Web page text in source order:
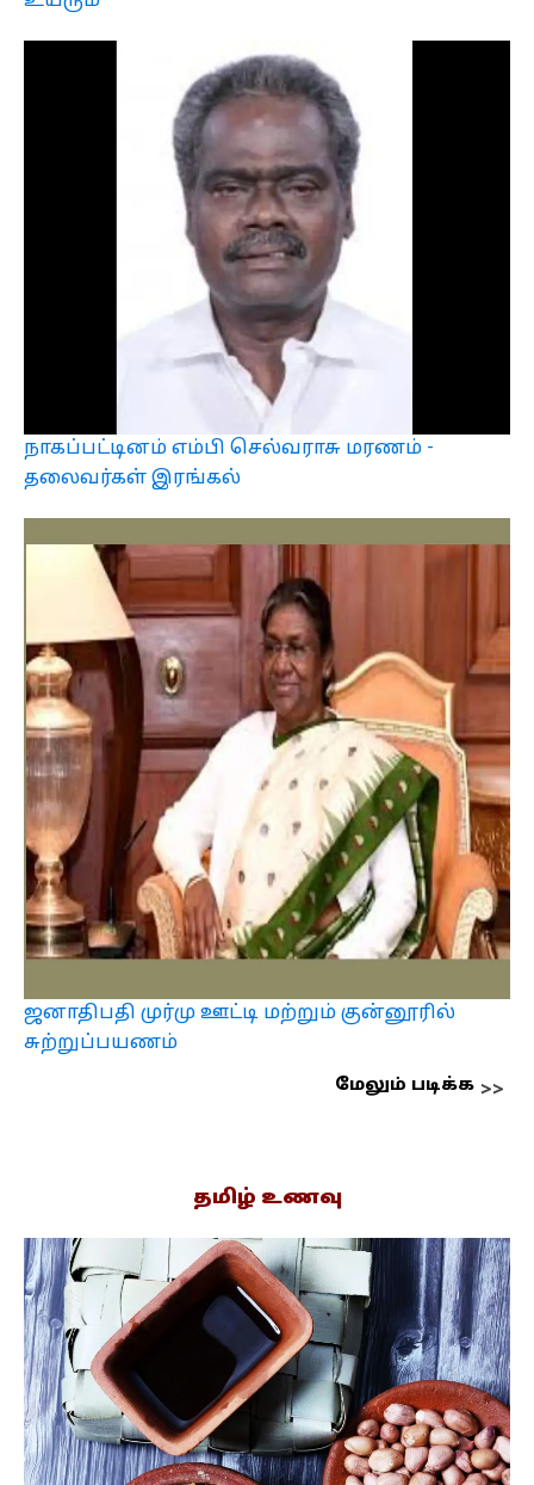
நாகப்பட்டினம் எம்பி செல்வராசு மரணம் -
தலைவர்கள் இரங்கல்
ஜனாதிபதி முர்மு ஊட்டி மற்றும் குன்னூரில்
சுற்றுப்பயணம்
மேலும் படிக்க
தமிழ் உணவு